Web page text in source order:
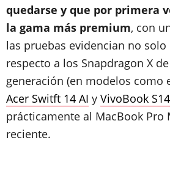
quedarse y que por primera
la gama más premium, con
las pruebas evidencian no
respecto a los Snapdragon X
generación (en modelos como
Acer Switft 14 AI y VivoBook S14
prácticamente al MacBook Pro
reciente.